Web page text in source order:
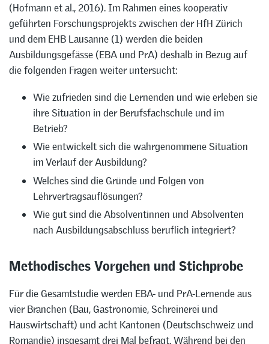
(Hofmann et al., 2016). Im Rahmen eines kooperativ
geführten Forschungsprojekts zwischen der HfH Zürich
und dem EHB Lausanne (1) werden die beiden
Ausbildungsgefässe (EBA und PrA) deshalb in Bezug auf
die folgenden Fragen weiter untersucht:
Wie zufrieden sind die Lernenden und wie erleben sie
ihre Situation in der Berufsfachschule und im
Betrieb?
Wie entwickelt sich die wahrgenommene Situation
im Verlauf der Ausbildung?
Welches sind die Gründe und Folgen von
Lehrvertragsauflösungen?
Wie gut sind die Absolventinnen und Absolventen
nach Ausbildungsabschluss beruflich integriert?
Methodisches Vorgehen und Stichprobe
Für die Gesamtstudie werden EBA- und PrA-Lernende aus
vier Branchen (Bau, Gastronomie, Schreinerei und
Hauswirtschaft) und acht Kantonen (Deutschschweiz und
Romandie) insgesamt drei Mal befragt. Während bei den